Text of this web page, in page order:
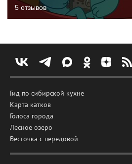
5 отзывов
Гид по сибирской кухне
Карта катков
Голоса города
Лесное озеро
Весточка с передовой